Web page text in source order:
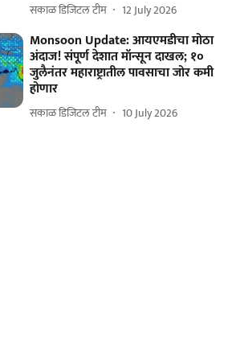
सकाळ डिजिटल टीम 12 July 2026
Monsoon Update: आयएमडीचा मोठा
अंदाज! संपूर्ण देशात मॉन्सून दाखल; १०
जुलैनंतर महाराष्ट्रातील पावसाचा जोर कमी
होणार
सकाळ डिजिटल टीम 10 July 2026